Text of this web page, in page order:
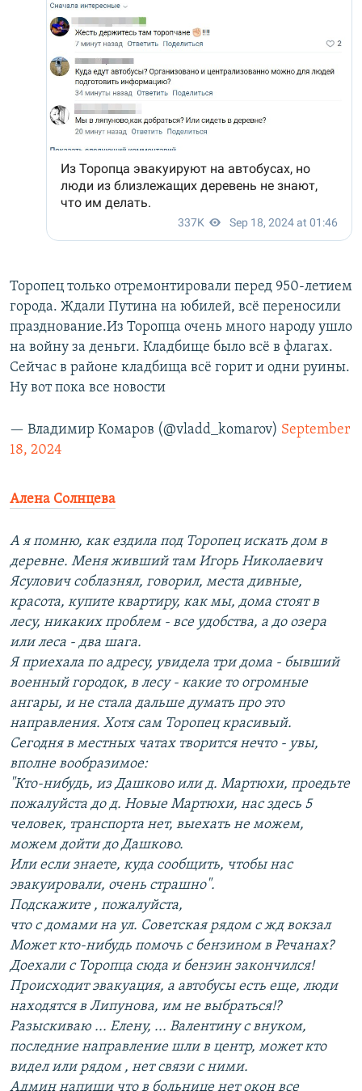
Торопец только отремонтировали перед 950-летием
города. Ждали Путина на юбилей, всё переносили
празднование.Из Торопца очень много народу ушло
на войну за деньги. Кладбище было всё в флагах.
Сейчас в районе кладбища всё горит и одни руины.
Ну вот пока все новости
— Владимир Комаров (@vladd_komarov) September
18, 2024
Алена Солнцева
А я помню, как ездила под Торопец искать дом в
деревне. Меня живший там Игорь Николаевич
Ясулович соблазнял, говорил, места дивные,
красота, купите квартиру, как мы, дома стоят в
лесу, никаких проблем - все удобства, а до озера
или леса - два шага.
Я приехала по адресу, увидела три дома - бывший
военный городок, в лесу - какие то огромные
ангары, и не стала дальше думать про это
направления. Хотя сам Торопец красивый.
Сегодня в местных чатах творится нечто - увы,
вполне вообразимое:
"Кто-нибудь, из Дашково или д. Мартюхи, проедьте
пожалуйста до д. Новые Мартюхи, нас здесь 5
человек, транспорта нет, выехать не можем,
можем дойти до Дашково.
Или если знаете, куда сообщить, чтобы нас
эвакуировали, очень страшно".
Подскажите , пожалуйста,
что с домами на ул. Советская рядом с жд вокзал
Может кто-нибудь помочь с бензином в Речанах?
Доехали с Торопца сюда и бензин закончился!
Происходит эвакуация, а автобусы есть еще, люди
находятся в Липунова, им не выбраться!?
Разыскиваю ... Елену, ... Валентину с внуком,
последние направление шли в центр, может кто
видел или рядом , нет связи с ними.
Админ напиши что в больнице нет окон все